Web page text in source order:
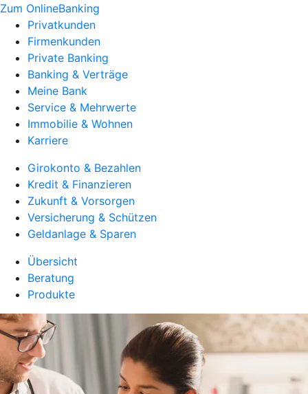
Zum OnlineBanking
Privatkunden
Firmenkunden
Private Banking
Banking & Verträge
Meine Bank
Service & Mehrwerte
Immobilie & Wohnen
Karriere
Girokonto & Bezahlen
Kredit & Finanzieren
Zukunft & Vorsorgen
Versicherung & Schützen
Geldanlage & Sparen
Übersicht
Beratung
Produkte